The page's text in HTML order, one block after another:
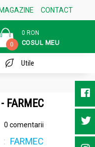
MAGAZINE CONTACT
0
0 RON
COSUL MEU
Utile
FARMEC
0 comentarii
FARMEC